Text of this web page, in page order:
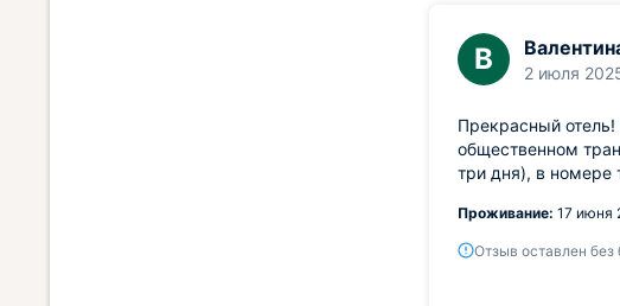
В 2 июля
Прекрасный
общественном
три дня), в номере
Проживание: 17 июня
Отзыв оставлен без